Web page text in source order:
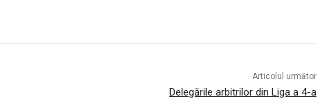
Articolul următor
Delegările arbitrilor din Liga a 4-a